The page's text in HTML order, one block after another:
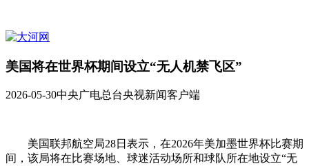
美国将在世界杯期间设立“无人机禁飞区”
2026-05-30中央广电总台央视新闻客户端
美国联邦航空局28日表示，在2026年美加墨世界杯比赛期
间，该局将在比赛场地、球迷活动场所和球队所在地设立“无